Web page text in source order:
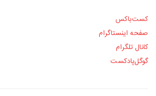
کست‌باکس
صفحه اینستاگرام
کانال تلگرام
گوگل‌پادکست